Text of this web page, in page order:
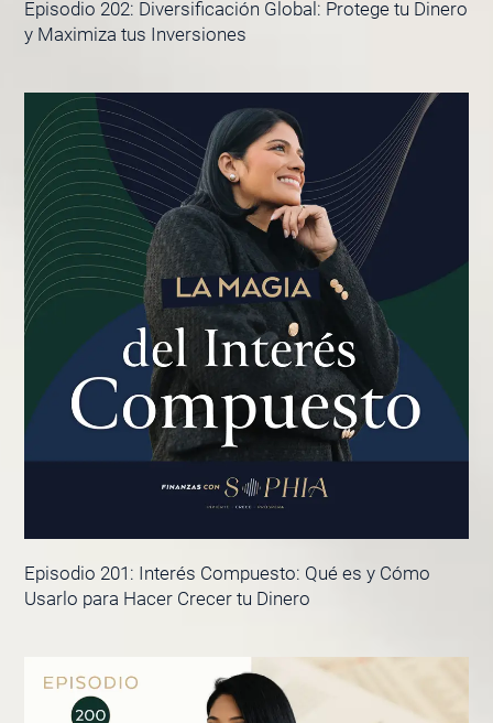
Episodio 202: Diversificación Global: Protege tu Dinero
y Maximiza tus Inversiones
Episodio 201: Interés Compuesto: Qué es y Cómo
Usarlo para Hacer Crecer tu Dinero